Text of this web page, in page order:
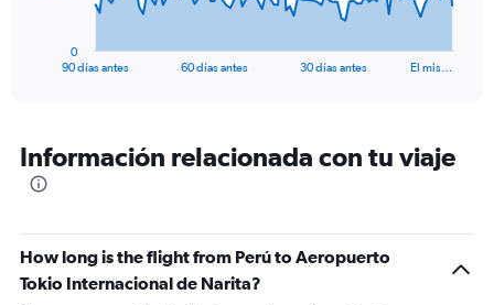
Range:
91
categories.
chart
has
1
Y
90 días antes 60 días antes 30 días antes El mis…
0
Información relacionada con tu viaje
How long is the flight from Perú to Aeropuerto
Tokio Internacional de Narita?